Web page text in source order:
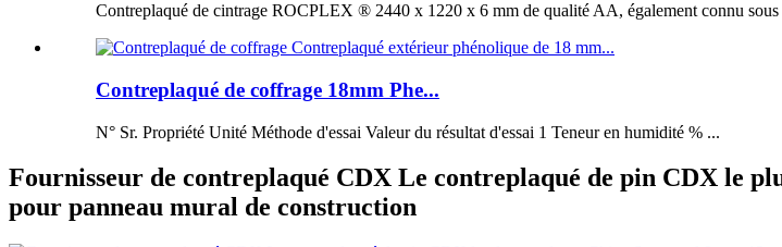
Contreplaqué de cintrage ROCPLEX ® 2440 x 1220 x 6 mm de qualité AA, également connu sous
Contreplaqué de coffrage 18mm Phe...
N° Sr. Propriété Unité Méthode d'essai Valeur du résultat d'essai 1 Teneur en humidité % ...
Fournisseur de contreplaqué CDX Le contreplaqué de pin CDX le
pour panneau mural de construction